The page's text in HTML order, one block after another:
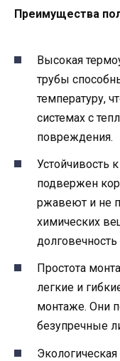
Преимущества
Высокая
трубы
температуру,
системах с
повреждения.
Устойчивость
подвержен
ржавеют и не
химических
Простота
легкие и
монтаже. Они
безупречные